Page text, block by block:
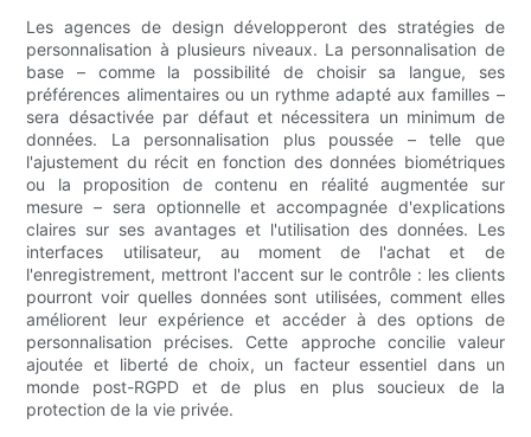
Les agences de design développeront des stratégies de
personnalisation à plusieurs niveaux. La personnalisation de
base – comme la possibilité de choisir sa langue, ses
préférences alimentaires ou un rythme adapté aux familles –
sera désactivée par défaut et nécessitera un minimum de
données. La personnalisation plus poussée – telle que
l'ajustement du récit en fonction des données biométriques
ou la proposition de contenu en réalité augmentée sur
mesure – sera optionnelle et accompagnée d'explications
claires sur ses avantages et l'utilisation des données. Les
interfaces utilisateur, au moment de l'achat et de
l'enregistrement, mettront l'accent sur le contrôle : les clients
pourront voir quelles données sont utilisées, comment elles
améliorent leur expérience et accéder à des options de
personnalisation précises. Cette approche concilie valeur
ajoutée et liberté de choix, un facteur essentiel dans un
monde post-RGPD et de plus en plus soucieux de la
protection de la vie privée.